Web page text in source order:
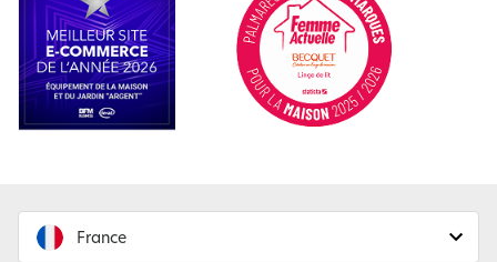
France